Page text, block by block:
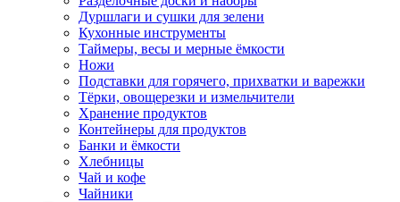
Дуршлаги и сушки для зелени
Кухонные инструменты
Таймеры, весы и мерные ёмкости
Ножи
Подставки для горячего, прихватки и варежки
Тёрки, овощерезки и измельчители
Хранение продуктов
Контейнеры для продуктов
Банки и ёмкости
Хлебницы
Чай и кофе
Чайники